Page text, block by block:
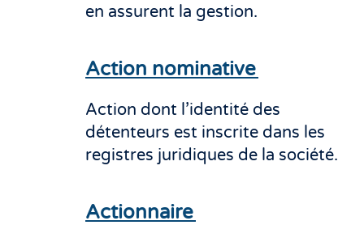
en assurent la gestion.
Action nominative
Action dont l’identité des
détenteurs est inscrite dans les
registres juridiques de la société.
Actionnaire